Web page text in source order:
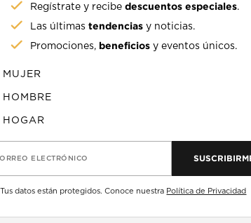
Regístrate y recibedescuentos especiales.
Las últimastendencias y noticias.
Promociones, beneficios y eventos únicos.
MUJER
HOMBRE
HOGAR
ELECTRÓNICO
Tus datos están protegidos. Conoce nuestra Política de Privacidad